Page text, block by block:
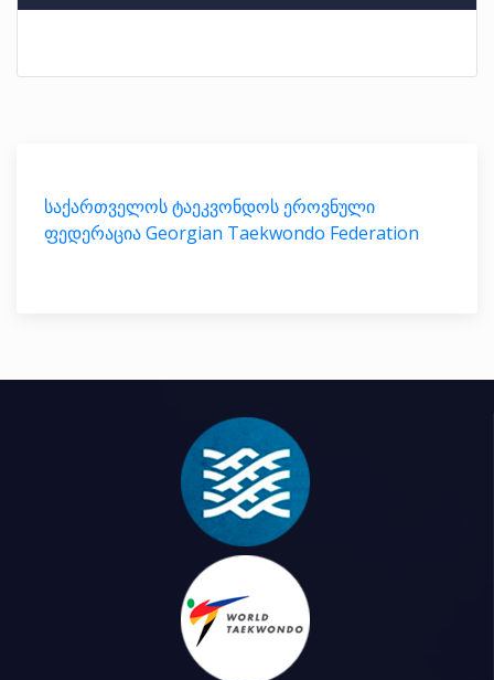
საქართველოს ტაეკვონდოს ეროვნული
ფედერაცია Georgian Taekwondo Federation